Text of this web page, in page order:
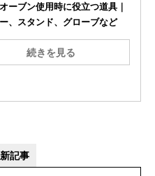
ーブン使用時に役立つ道具｜
、スタンド、グローブなど
続きを見る
記事